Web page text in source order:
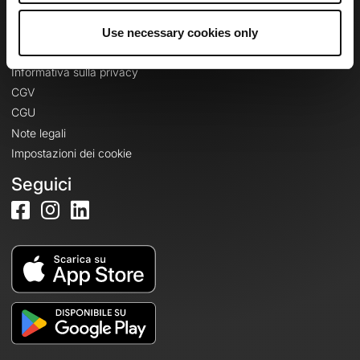
Use necessary cookies only
Informativa sulla privacy
CGV
CGU
Note legali
Impostazioni dei cookie
Seguici